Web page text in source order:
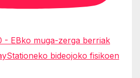
- EBko muga-zerga berriak
bideojoko fisikoen